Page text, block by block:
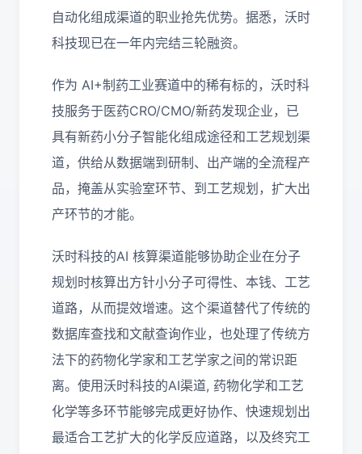
自动化组成渠道的职业抢先优势。据悉，沃时
科技现已在一年内完结三轮融资。
作为 AI+制药工业赛道中的稀有标的，沃时科
技服务于医药CRO/CMO/新药发现企业，已
具有新药小分子智能化组成途径和工艺规划渠
道，供给从数据端到研制、出产端的全流程产
品，掩盖从实验室环节、到工艺规划，扩大出
产环节的才能。
沃时科技的AI 核算渠道能够协助企业在分子
规划时核算出方针小分子可得性、本钱、工艺
道路，从而提效增速。这个渠道替代了传统的
数据库查找和文献查询作业，也处理了传统方
法下的药物化学家和工艺学家之间的常识距
离。使用沃时科技的AI渠道, 药物化学和工艺
化学等多环节能够完成更好协作、快速规划出
最适合工艺扩大的化学反应道路，以及终究工